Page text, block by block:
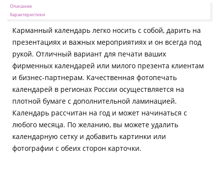
Описание
Характеристики
Карманный календарь легко носить с собой, дарить на
презентациях и важных мероприятиях и он всегда под
рукой. Отличный вариант для печати ваших
фирменных календарей или милого презента клиентам
и бизнес-партнерам. Качественная фотопечать
календарей в регионах России осуществляется на
плотной бумаге с дополнительной ламинацией.
Календарь рассчитан на год и может начинаться с
любого месяца. По желанию, вы можете удалить
календарную сетку и добавить картинки или
фотографии с обеих сторон карточки.